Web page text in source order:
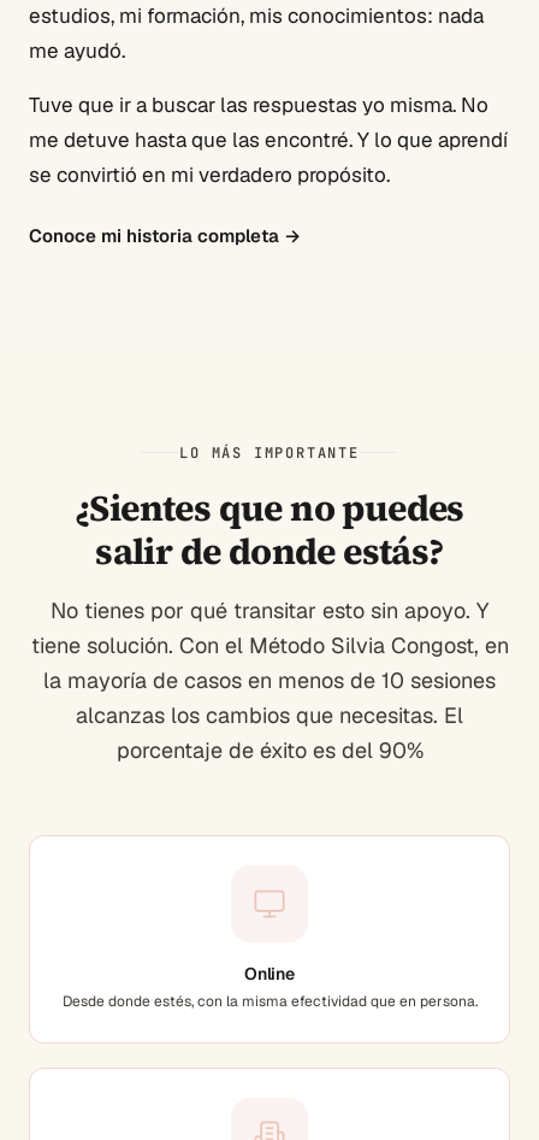
estudios, mi formación, mis conocimientos: nada
me ayudó.
Tuve que ir a buscar las respuestas yo misma. No
me detuve hasta que las encontré. Y lo que aprendí
se convirtió en mi verdadero propósito.
Conoce mi historia completa →
LO MÁS IMPORTANTE
¿Sientes que no puedes
salir de donde estás?
No tienes por qué transitar esto sin apoyo. Y
tiene solución. Con el Método Silvia Congost, en
la mayoría de casos en menos de 10 sesiones
alcanzas los cambios que necesitas. El
porcentaje de éxito es del 90%
Online
Desde donde estés, con la misma efectividad que en persona.